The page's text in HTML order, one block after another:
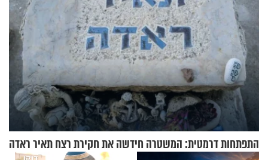
התפתחות דרמטית: המשטרה חידשה את חקירת רצח תאיר ראדה